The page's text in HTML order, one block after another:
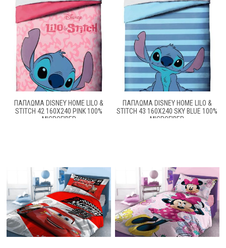
ΠΆΠΛΩΜΑ DISNEY HOME LILO &
STITCH 42 160X240 PINK 100%
MICROFIBER
ΠΆΠΛΩΜΑ DISNEY HOME LILO &
STITCH 43 160X240 SKY BLUE 100%
MICROFIBER